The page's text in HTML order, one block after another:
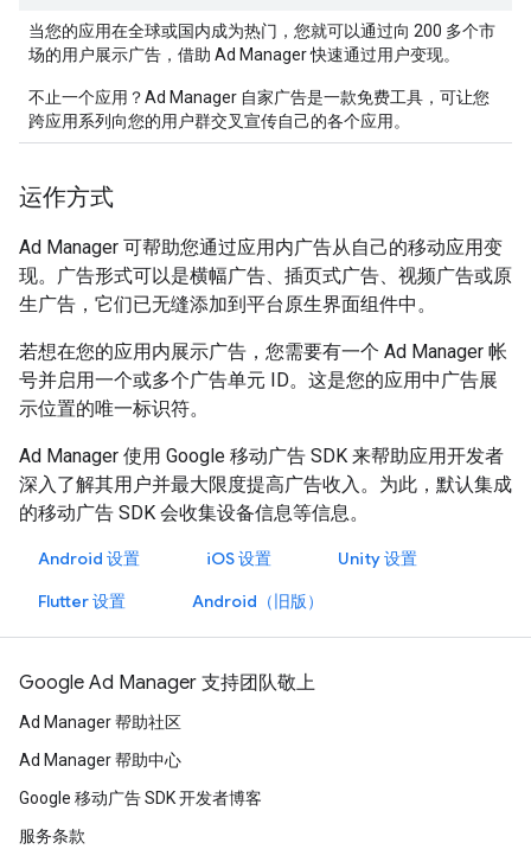
当您的应用在全球或国内成为热门，您就可以通过向 200 多个市
场的用户展示广告，借助 Ad Manager 快速通过用户变现。
不止一个应用？Ad Manager 自家广告是一款免费工具，可让您
跨应用系列向您的用户群交叉宣传自己的各个应用。
运作方式
Ad Manager 可帮助您通过应用内广告从自己的移动应用变
现。广告形式可以是横幅广告、插页式广告、视频广告或原
生广告，它们已无缝添加到平台原生界面组件中。
若想在您的应用内展示广告，您需要有一个 Ad Manager 帐
号并启用一个或多个广告单元 ID。这是您的应用中广告展
示位置的唯一标识符。
Ad Manager 使用 Google 移动广告 SDK 来帮助应用开发者
深入了解其用户并最大限度提高广告收入。为此，默认集成
的移动广告 SDK 会收集设备信息等信息。
Android 设置 iOS 设置
Unity 设置
Flutter 设置
Android（旧版）
Google Ad Manager 支持团队敬上
Ad Manager 帮助社区
Ad Manager 帮助中心
Google 移动广告 SDK 开发者博客
服务条款